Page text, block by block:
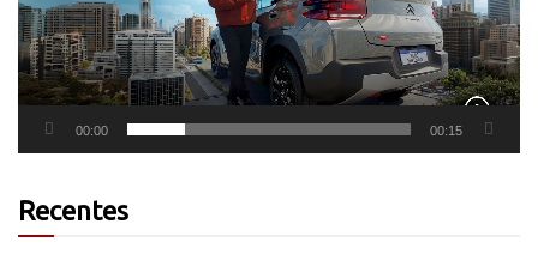
00:00 00:15
Recentes